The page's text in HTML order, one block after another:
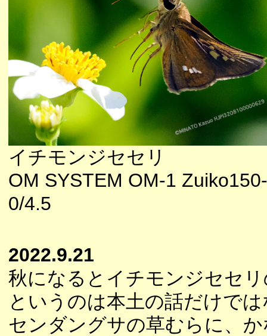
イチモンジセセリ
OM SYSTEM OM-1
0/4.5
2022.9.21
秋になるとイチモンジセセ
というのは本土の話だけで
センダングサの草むらに、